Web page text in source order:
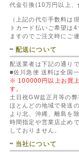
リフォード CLIFFORD
ウイザードポート
450 円（税込）
代金引換(10万円以上、
（上記の代引手数料は
トカード払いご希望は
ますのでご注文時にご
配送について
配送業者は下記の通りで
■佐川急便 送料は全国
※ 100000円以上お買上
す。
土日祝GW盆正月等の
ほとんどの地域で発送
より北、沖縄、離島を
時間指定や営業店止め
しておりません。
当社について